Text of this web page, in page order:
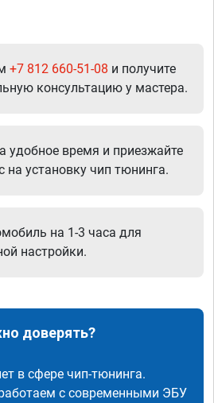
+7 812 660-51-08 и получите
консультацию у мастера.
удобное время и приезжайте
на установку чип тюнинга.
на 1-3 часа для
настройки.
доверять?
в сфере чип-тюнинга.
с современными ЭБУ